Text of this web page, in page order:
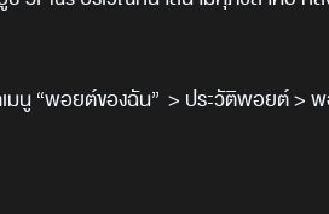
มนู“พอยต์ของฉัน” > ประวัติพอยต์>